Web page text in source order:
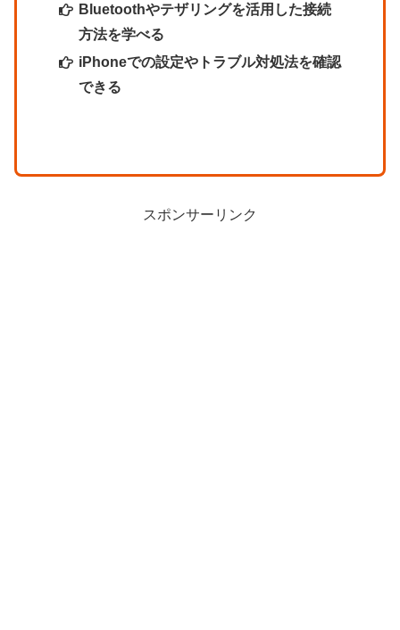
Bluetoothやテザリングを活用した接続
方法を学べる
iPhoneでの設定やトラブル対処法を確認
できる
スポンサーリンク